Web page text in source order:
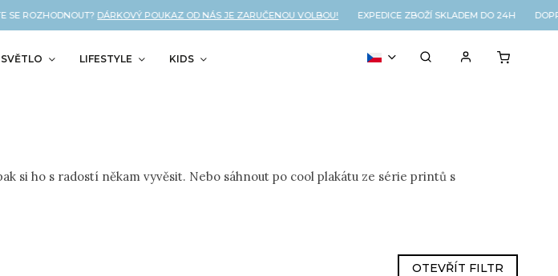
DÁRKOVÝ POUKAZ OD NÁS JE ZARUČENOU VOLBOU! EXPEDICE ZBOŽÍ SKLADEM DO 24H
SVĚTLO LIFESTYLE KIDS
si ho s radostí někam vyvěsit. Nebo sáhnout po cool plakátu ze série printů s
OTEVŘÍT FILTR